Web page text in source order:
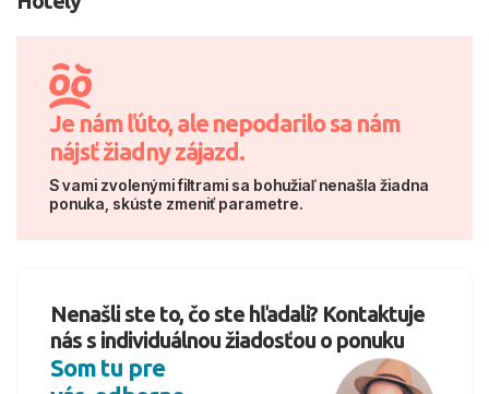
Je nám ľúto, ale nepodarilo sa nám
nájsť žiadny zájazd.
S vami zvolenými filtrami sa bohužiaľ nenašla žiadna
ponuka, skúste zmeniť parametre.
Nenašli ste to, čo ste hľadali? Kontaktuje
nás s individuálnou žiadosťou o ponuku
Som tu pre